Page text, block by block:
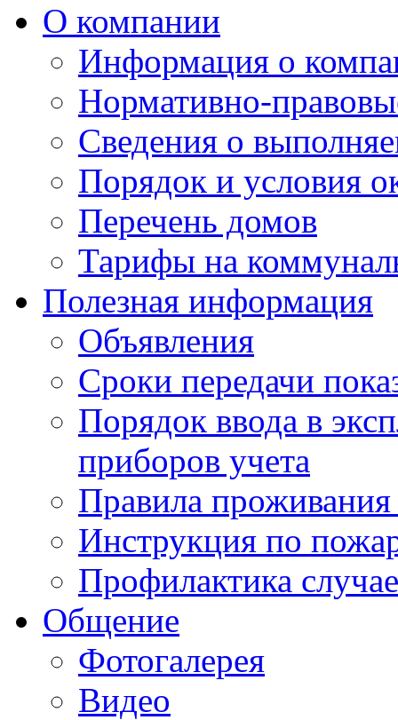
О компании
Информация о
Нормативно-
Сведения о
Порядок и условия
Перечень домов
Тарифы на
Полезная информация
Объявления
Сроки передачи
Порядок ввода в
приборов учета
Правила
Инструкция по
Профилактика
Общение
Фотогалерея
Видео